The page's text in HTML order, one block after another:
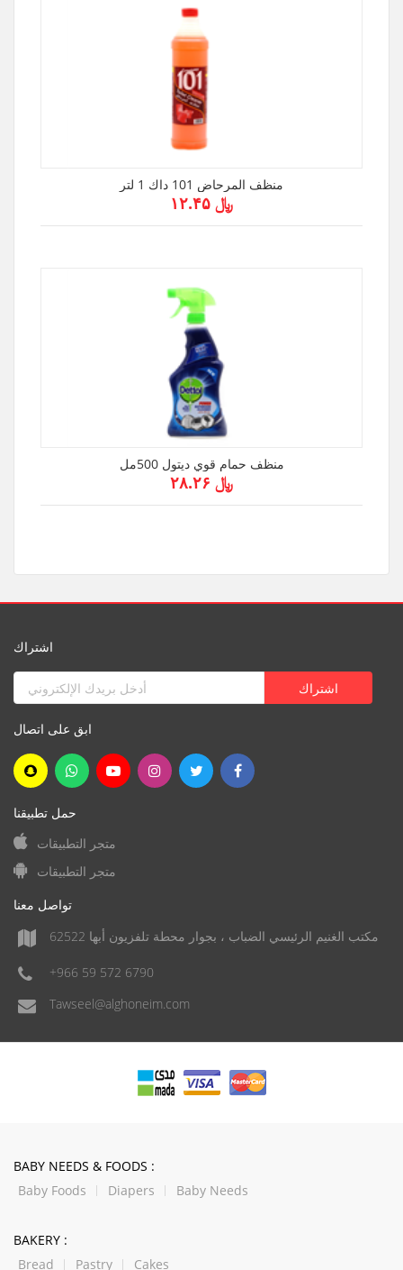
منظف المرحاض 101 داك 1 لتر
﷼ ۱۲.۴۵
منظف حمام قوي ديتول 500مل
﷼ ۲۸.۲۶
اشتراك
ابق على اتصال
حمل تطبيقنا
متجر التطبيقات
متجر التطبيقات
تواصل معنا
مكتب الغنيم الرئيسي الضباب ، بجوار محطة تلفزيون أبها 62522
+966 59 572 6790
Tawseel@alghoneim.com
BABY NEEDS & FOODS :
Baby Foods
Diapers Baby Needs
BAKERY :
Bread
Pastry Cakes